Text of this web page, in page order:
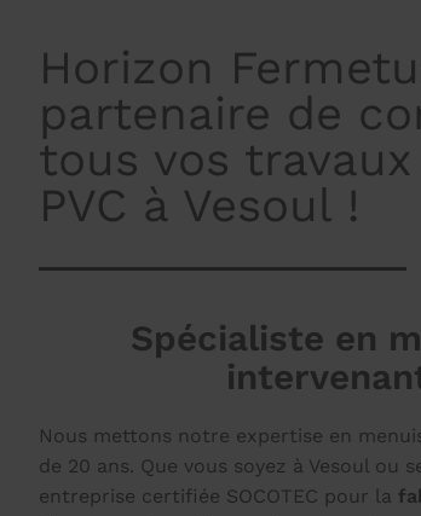
Horizon
partenaire de
tous vos
PVC à Vesoul !
Spécialiste en
Nous mettons notre expertise en
de 20 ans. Que vous soyez à Vesoul ou
entreprise certifiée SOCOTEC pour la